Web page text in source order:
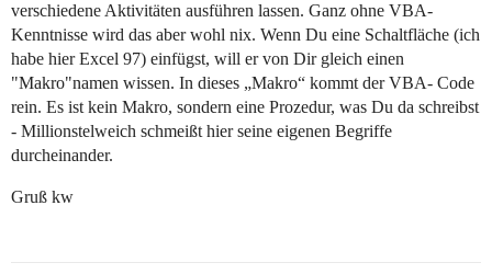
verschiedene Aktivitäten ausführen lassen. Ganz ohne VBA-
Kenntnisse wird das aber wohl nix. Wenn Du eine Schaltfläche (ich
habe hier Excel 97) einfügst, will er von Dir gleich einen
"Makro"namen wissen. In dieses „Makro“ kommt der VBA- Code
rein. Es ist kein Makro, sondern eine Prozedur, was Du da schreibst
- Millionstelweich schmeißt hier seine eigenen Begriffe
durcheinander.
Gruß kw